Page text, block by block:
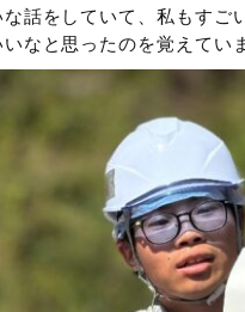
話をしていて、私もす
なと思ったのを覚えてい